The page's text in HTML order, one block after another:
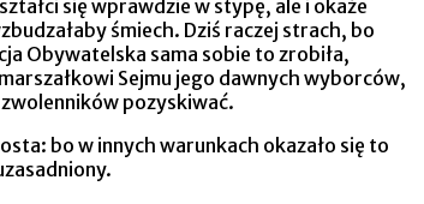
się wprawdzie w stypę, ale i okaże
śmiech. Dziś raczej strach, bo
Obywatelska sama sobie to zrobiła,
Sejmu jego dawnych wyborców,
zwolenników pozyskiwać.
bo w innych warunkach okazało się to